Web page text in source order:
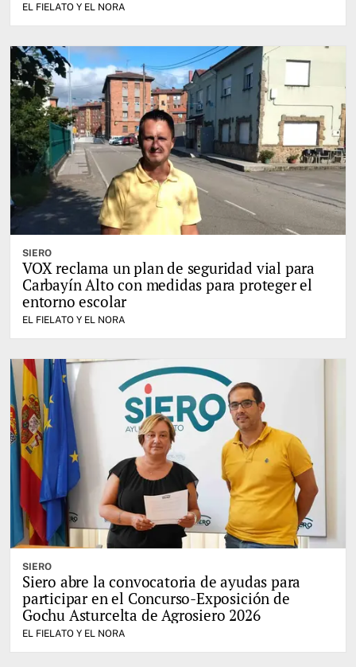
EL FIELATO Y EL NORA
SIERO
VOX reclama un plan de seguridad vial para
Carbayín Alto con medidas para proteger el
entorno escolar
EL FIELATO Y EL NORA
SIERO
Siero abre la convocatoria de ayudas para
participar en el Concurso-Exposición de
Gochu Asturcelta de Agrosiero 2026
EL FIELATO Y EL NORA